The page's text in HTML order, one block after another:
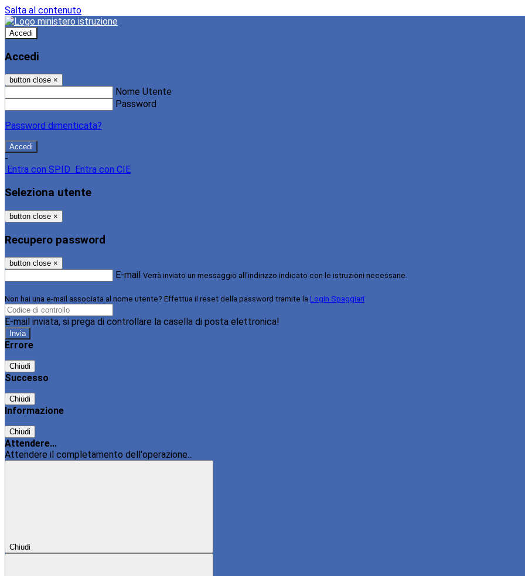
Salta al contenuto
Accedi
Accedi
button close ×
Nome Utente
Password
Password dimenticata?
-
Entra con SPID
Entra con CIE
Seleziona utente
button close ×
Recupero password
button close ×
E-mail Verrà inviato un messaggio all'indirizzo indicato con le istruzioni necessarie.
Non hai una e-mail associata al nome utente? Effettua il reset della password tramite la Login Spaggiari
E-mail inviata, si prega di controllare la casella di posta elettronica!
Errore
Chiudi
Successo
Chiudi
Informazione
Chiudi
Attendere...
Attendere il completamento dell'operazione...
Chiudi